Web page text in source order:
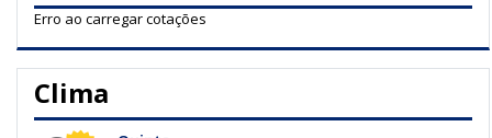
Erro ao carregar cotações
Clima